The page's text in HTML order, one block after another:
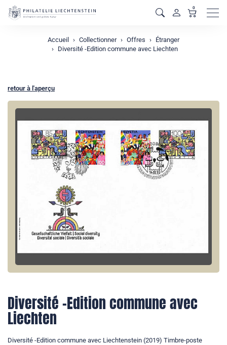
0
Accueil Collectionner Offres
Étranger
Diversité -Edition commune avec Liechten
retour à l'aperçu
Diversité -Edition commune avec
Liechten
Diversité -Edition commune avec Liechtenstein (2019) Timbre-poste